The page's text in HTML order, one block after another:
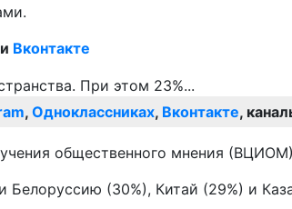
Вконтакте
, Одноклассниках, Вконтакте,
общественного мнения
(30%), Китай (29%) и